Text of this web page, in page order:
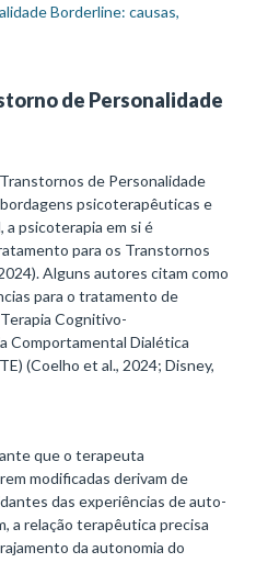
Borderline: causas,
de Personalidade
de Personalidade
psicoterapêuticas e
a psicoterapia em si é
para os Transtornos
Alguns autores citam como
para o tratamento de
Cognitivo-
Comportamental Dialética
(Coelho et al., 2024; Disney,
que o terapeuta
modificadas derivam de
das experiências de auto-
a relação terapêutica precisa
da autonomia do